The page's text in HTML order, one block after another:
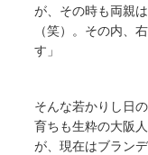
が、その時も両親
（笑）。その内、
す」
そんな若かりし日
育ちも生粋の大阪
が、現在はブラン